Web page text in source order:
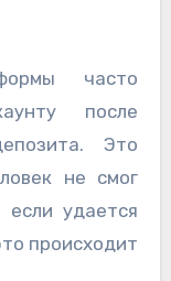
часто
после
Это
не смог
удается
происходит